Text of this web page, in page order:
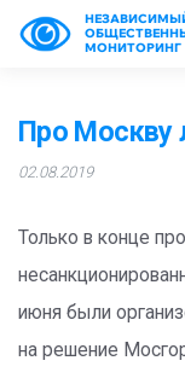
МОНИТОРИНГ
Про Москву
02.08.2019
Только в конце
июня были
на решение